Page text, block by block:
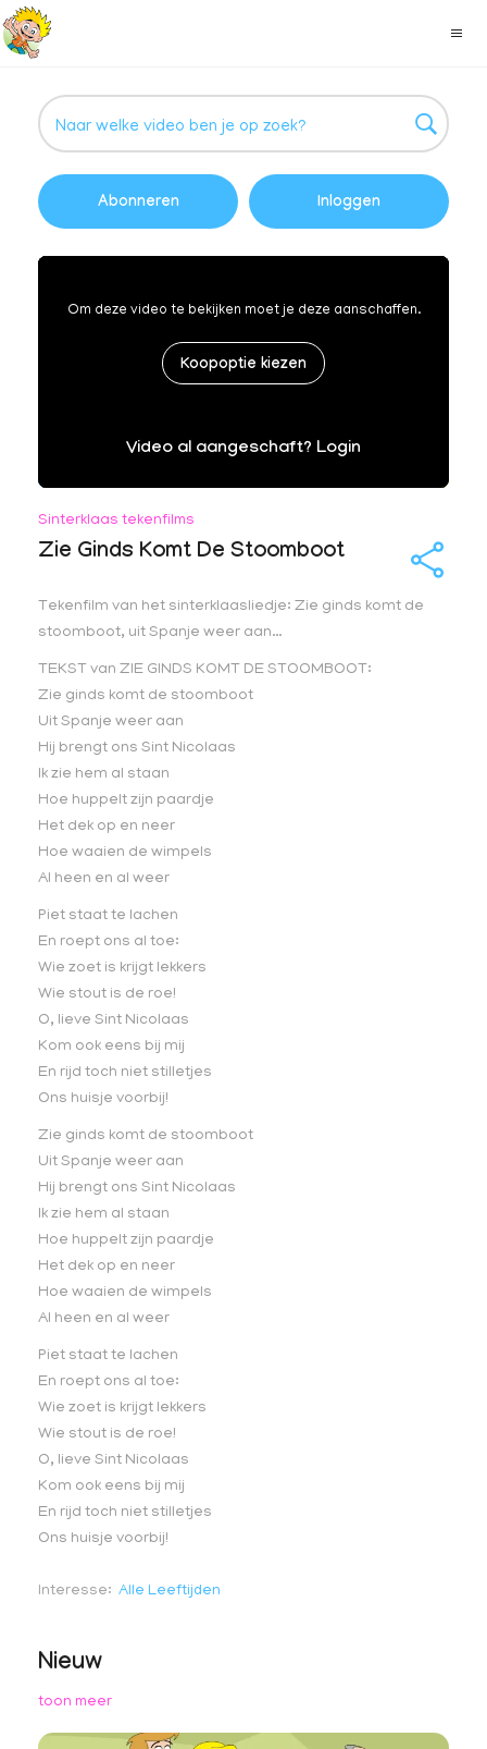
Om deze video te bekijken moet je deze aanschaffen.
Koopoptie kiezen
Video al aangeschaft? Login
Abonneren Inloggen
Sinterklaas tekenfilms
Zie Ginds Komt De Stoomboot
Tekenfilm van het sinterklaasliedje: Zie ginds komt de
stoomboot, uit Spanje weer aan…
TEKST van ZIE GINDS KOMT DE STOOMBOOT:
Zie ginds komt de stoomboot
Uit Spanje weer aan
Hij brengt ons Sint Nicolaas
Ik zie hem al staan
Hoe huppelt zijn paardje
Het dek op en neer
Hoe waaien de wimpels
Al heen en al weer
Piet staat te lachen
En roept ons al toe:
Wie zoet is krijgt lekkers
Wie stout is de roe!
O, lieve Sint Nicolaas
Kom ook eens bij mij
En rijd toch niet stilletjes
Ons huisje voorbij!
Zie ginds komt de stoomboot
Uit Spanje weer aan
Hij brengt ons Sint Nicolaas
Ik zie hem al staan
Hoe huppelt zijn paardje
Het dek op en neer
Hoe waaien de wimpels
Al heen en al weer
Piet staat te lachen
En roept ons al toe:
Wie zoet is krijgt lekkers
Wie stout is de roe!
O, lieve Sint Nicolaas
Kom ook eens bij mij
En rijd toch niet stilletjes
Ons huisje voorbij!
Interesse Alle Leeftijden
Nieuw
toon meer